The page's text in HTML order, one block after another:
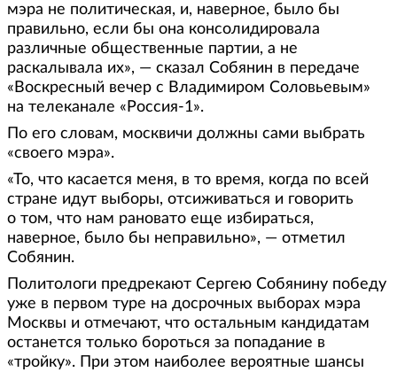
мэра не политическая, и, наверное, было бы
правильно, если бы она консолидировала
различные общественные партии, а не
раскалывала их», — сказал Собянин в передаче
«Воскресный вечер с Владимиром Соловьевым»
на телеканале «Россия-1».
По его словам, москвичи должны сами выбрать
«своего мэра».
«То, что касается меня, в то время, когда по всей
стране идут выборы, отсиживаться и говорить
о том, что нам рановато еще избираться,
наверное, было бы неправильно», — отметил
Собянин.
Политологи предрекают Сергею Собянину победу
уже в первом туре на досрочных выборах мэра
Москвы и отмечают, что остальным кандидатам
останется только бороться за попадание в
«тройку». При этом наиболее вероятные шансы